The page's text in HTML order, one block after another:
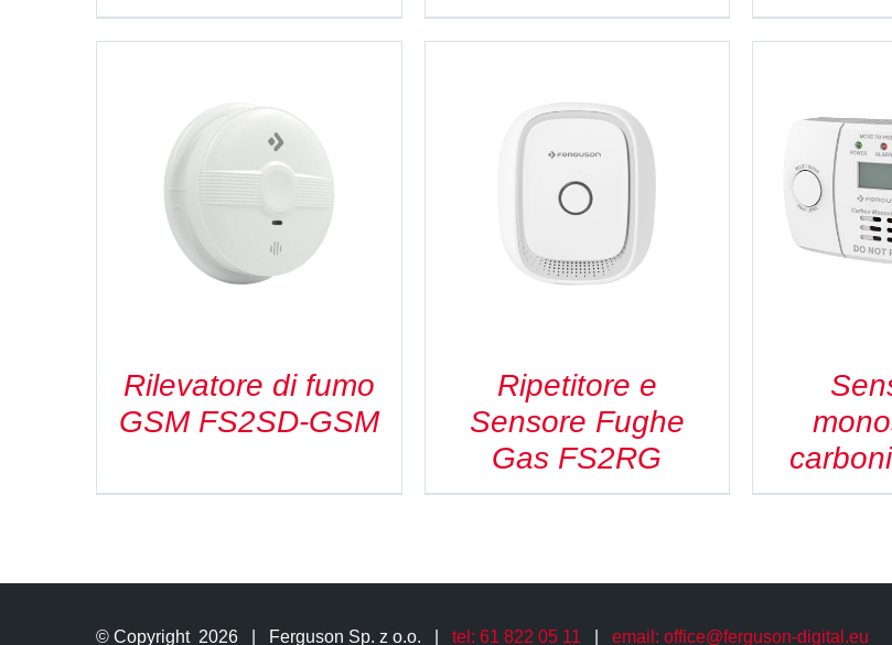
Rilevatore di fumo
GSM FS2SD-GSM
Ripetitore e
Sensore Fughe
Gas FS2RG
DETAILS
© Copyright 2026 | Ferguson Sp. z o.o. | tel: 61 822 05 11 email: office@ferguson-digital.eu